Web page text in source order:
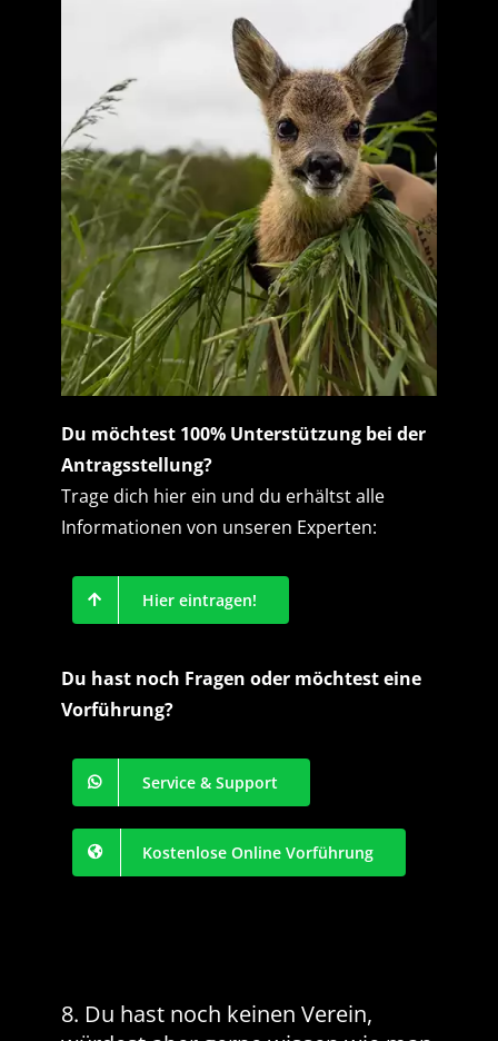
Du möchtest 100% Unterstützung bei der
Antragsstellung?
Trage dich hier ein und du erhältst alle
Informationen von unseren Experten:
Hier eintragen!
Du hast noch Fragen oder möchtest eine
Vorführung?
Service & Support
Kostenlose Online Vorführung
8. Du hast noch keinen Verein,